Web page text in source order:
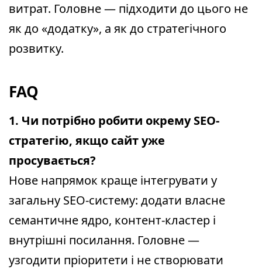
витрат. Головне — підходити до цього не
як до «додатку», а як до стратегічного
розвитку.
FAQ
1. Чи потрібно робити окрему SEO-
стратегію, якщо сайт уже
просувається?
Нове напрямок краще інтегрувати у
загальну SEO-систему: додати власне
семантичне ядро, контент-кластер і
внутрішні посилання. Головне —
узгодити пріоритети і не створювати